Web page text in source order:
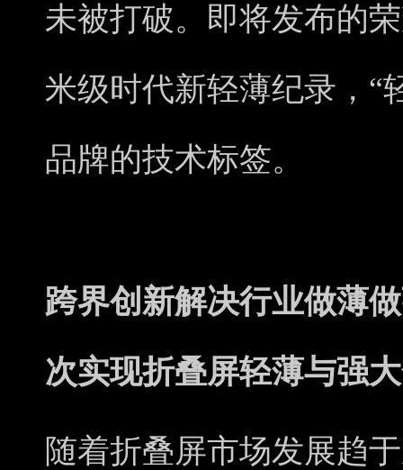
未被打破。即将发布的
米级时代新轻薄纪录，“
品牌的技术标签。
跨界创新解决行业做薄
次实现折叠屏轻薄与强
随着折叠屏市场发展趋